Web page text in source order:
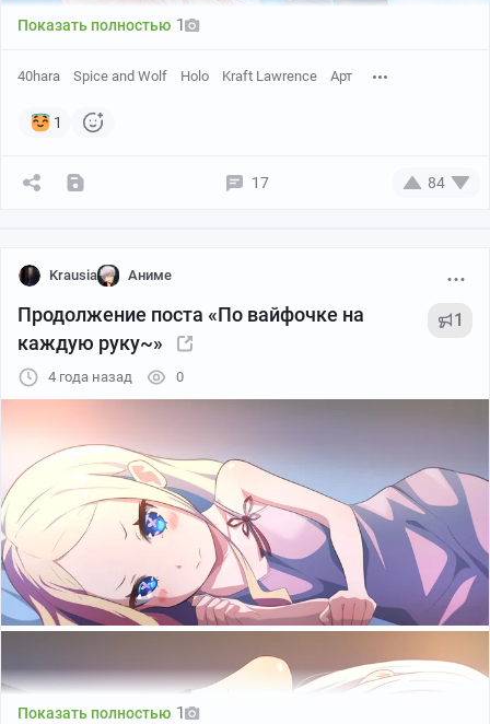
twitter
Показать полностью 1
40hara Spice and Wolf Holo Kraft Lawrence Арт
1
17 84
Krausia Аниме
Продолжение поста «По вайфочке на
каждую руку~»
1
4 года назад 0
Показать полностью 1